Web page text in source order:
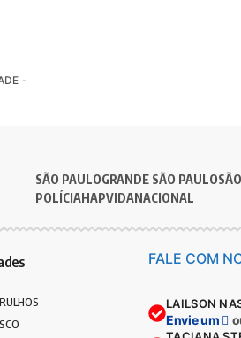
-
SÃO PAULOGRANDE SÃO PAULO
POLÍCIAHAPVIDANACIONAL
FALE COM
LAILSON
Envie um